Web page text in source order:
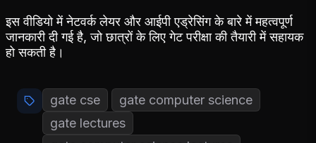
इस वीडियो में नेटवर्क लेयर और आईपी एड्रेसिंग के बारे में महत्वपूर्ण
जानकारी दी गई है, जो छात्रों के लिए गेट परीक्षा की तैयारी में सहायक
हो सकती है।
gate cse
gate computer science
gate lectures